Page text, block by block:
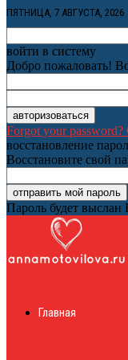
ПЯТНИЦА, 7 АВГУСТА, 2026
войти в систему
Добро пожаловать!
Forgot your password?
восстановление
Восстановите свой
Пароль будет выслан
Главная